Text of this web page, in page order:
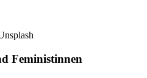
Feministinnen